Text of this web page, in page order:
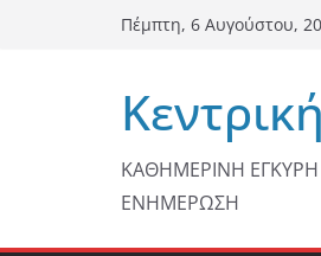
Πέμπτη, 6 Αυγούστου,
ΚΑΘΗΜΕΡΙΝΗ ΕΓΚΥΡΗ
ΕΝΗΜΕΡΩΣΗ